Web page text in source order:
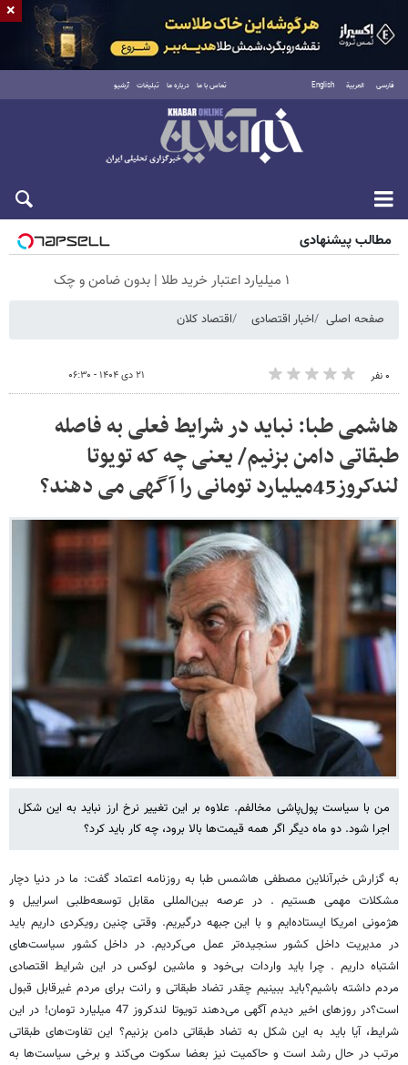
فارسی العربية English تماس با ما درباره ما تبلیغات آرشیو
جمعه ۱۶ مرداد ۱۴۰۵
مطالب پیشنهادی
۱ میلیارد اعتبار خرید طلا | بدون ضامن و چک
صفحه اصلی اخبار اقتصادی اقتصاد کلان
۰ نفر ۲۱ دی ۱۴۰۴ - ۰۶:۳۰
هاشمی طبا: نباید در شرایط فعلی به فاصله
طبقاتی دامن بزنیم/ یعنی چه که تویوتا
لندکروز45میلیارد تومانی را آگهی می دهند؟
من با سیاست پول‌پاشی مخالفم. علاوه بر این تغییر نرخ ارز نباید به این شکل
اجرا شود. دو ماه دیگر اگر همه قیمت‌ها بالا برود، چه کار باید کرد؟
به گزارش خبرآنلاین مصطفی هاشمس طبا به روزنامه اعتماد گفت: ما در دنیا دچار
مشکلات مهمی هستیم . در عرصه بین‌المللی مقابل توسعه‌طلبی اسراییل و
هژمونی امریکا ایستاده‌ایم و با این جبهه درگیریم. وقتی چنین رویکردی داریم باید
در مدیریت داخل کشور سنجیده‌تر عمل می‌کردیم. در داخل کشور سیاست‌های
اشتباه داریم . چرا باید واردات بی‌خود و ماشین لوکس در این شرایط اقتصادی
مردم داشته باشیم؟باید ببینیم چقدر تضاد طبقاتی و رانت برای مردم غیرقابل قبول
است؟در روزهای اخیر دیدم آگهی می‌دهند تویوتا لندکروز 47 میلیارد تومان! در این
شرایط، آیا باید به این شکل به تضاد طبقاتی دامن بزنیم؟ این تفاوت‌های طبقاتی
مرتب در حال رشد است و حاکمیت نیز بعضا سکوت می‌کند و برخی سیاست‌ها به
×